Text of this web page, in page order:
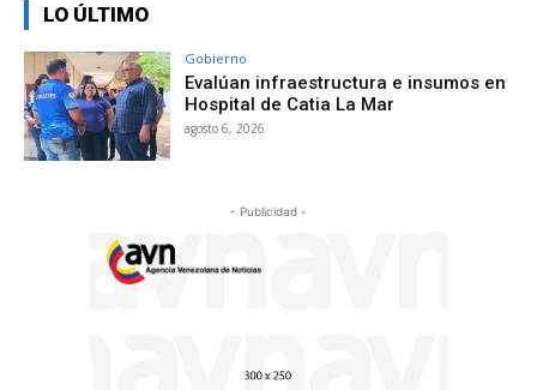
LO ÚLTIMO
Gobierno
Evalúan infraestructura e insumos en
Hospital de Catia La Mar
agosto 6, 2026
- Publicidad -